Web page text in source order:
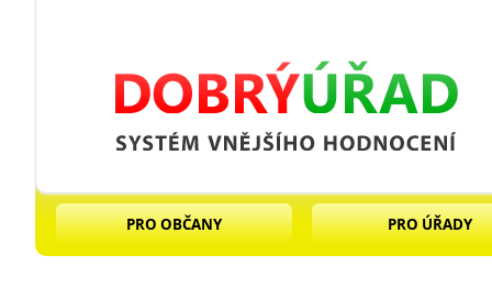
PRO OBČANY PRO ÚŘADY